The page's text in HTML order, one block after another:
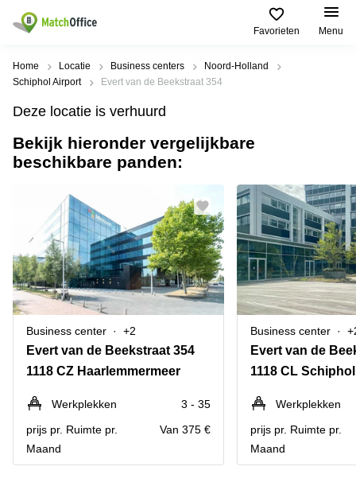
Favorieten Menu
Huren / Verhuren
Productpagina's
Kantoorruimten
Business
Flexplekken
Coworking
Spaces
Vergaderruimten
Virtueel
Kantoor
Bedrijfsruimte
Populaire
Steden
Alkmaar
Amsterdam
Westpoort
Bergen
op
Zoom
Amersfoort
Breda
Hengelo
Hilversum
Hoofddorp
Deventer
Populaire
zoekopdrachten
Kantoorruimte
in Breda
Bergen
op
Zoom
Kantoor
huren
Tiel
Kantoor
huren
Reeuwijk
Business
Arnhem
Help
Over ons
Huurprijs
Log in
Home Locatie Business centers
Noord-Holland
Schiphol Airport
Evert van de Beekstraat 354
Deze locatie is verhuurd
Bekijk hieronder vergelijkbare
beschikbare panden:
Business center +2
Evert van de Beekstraat 354
1118 CZ Haarlemmermeer
Werkplekken
3 - 35
prijs pr. Ruimte pr.
Maand
Van 375 €
Business center
1118 CL
Werkplekken
prijs pr. Ruimte pr.
Maand